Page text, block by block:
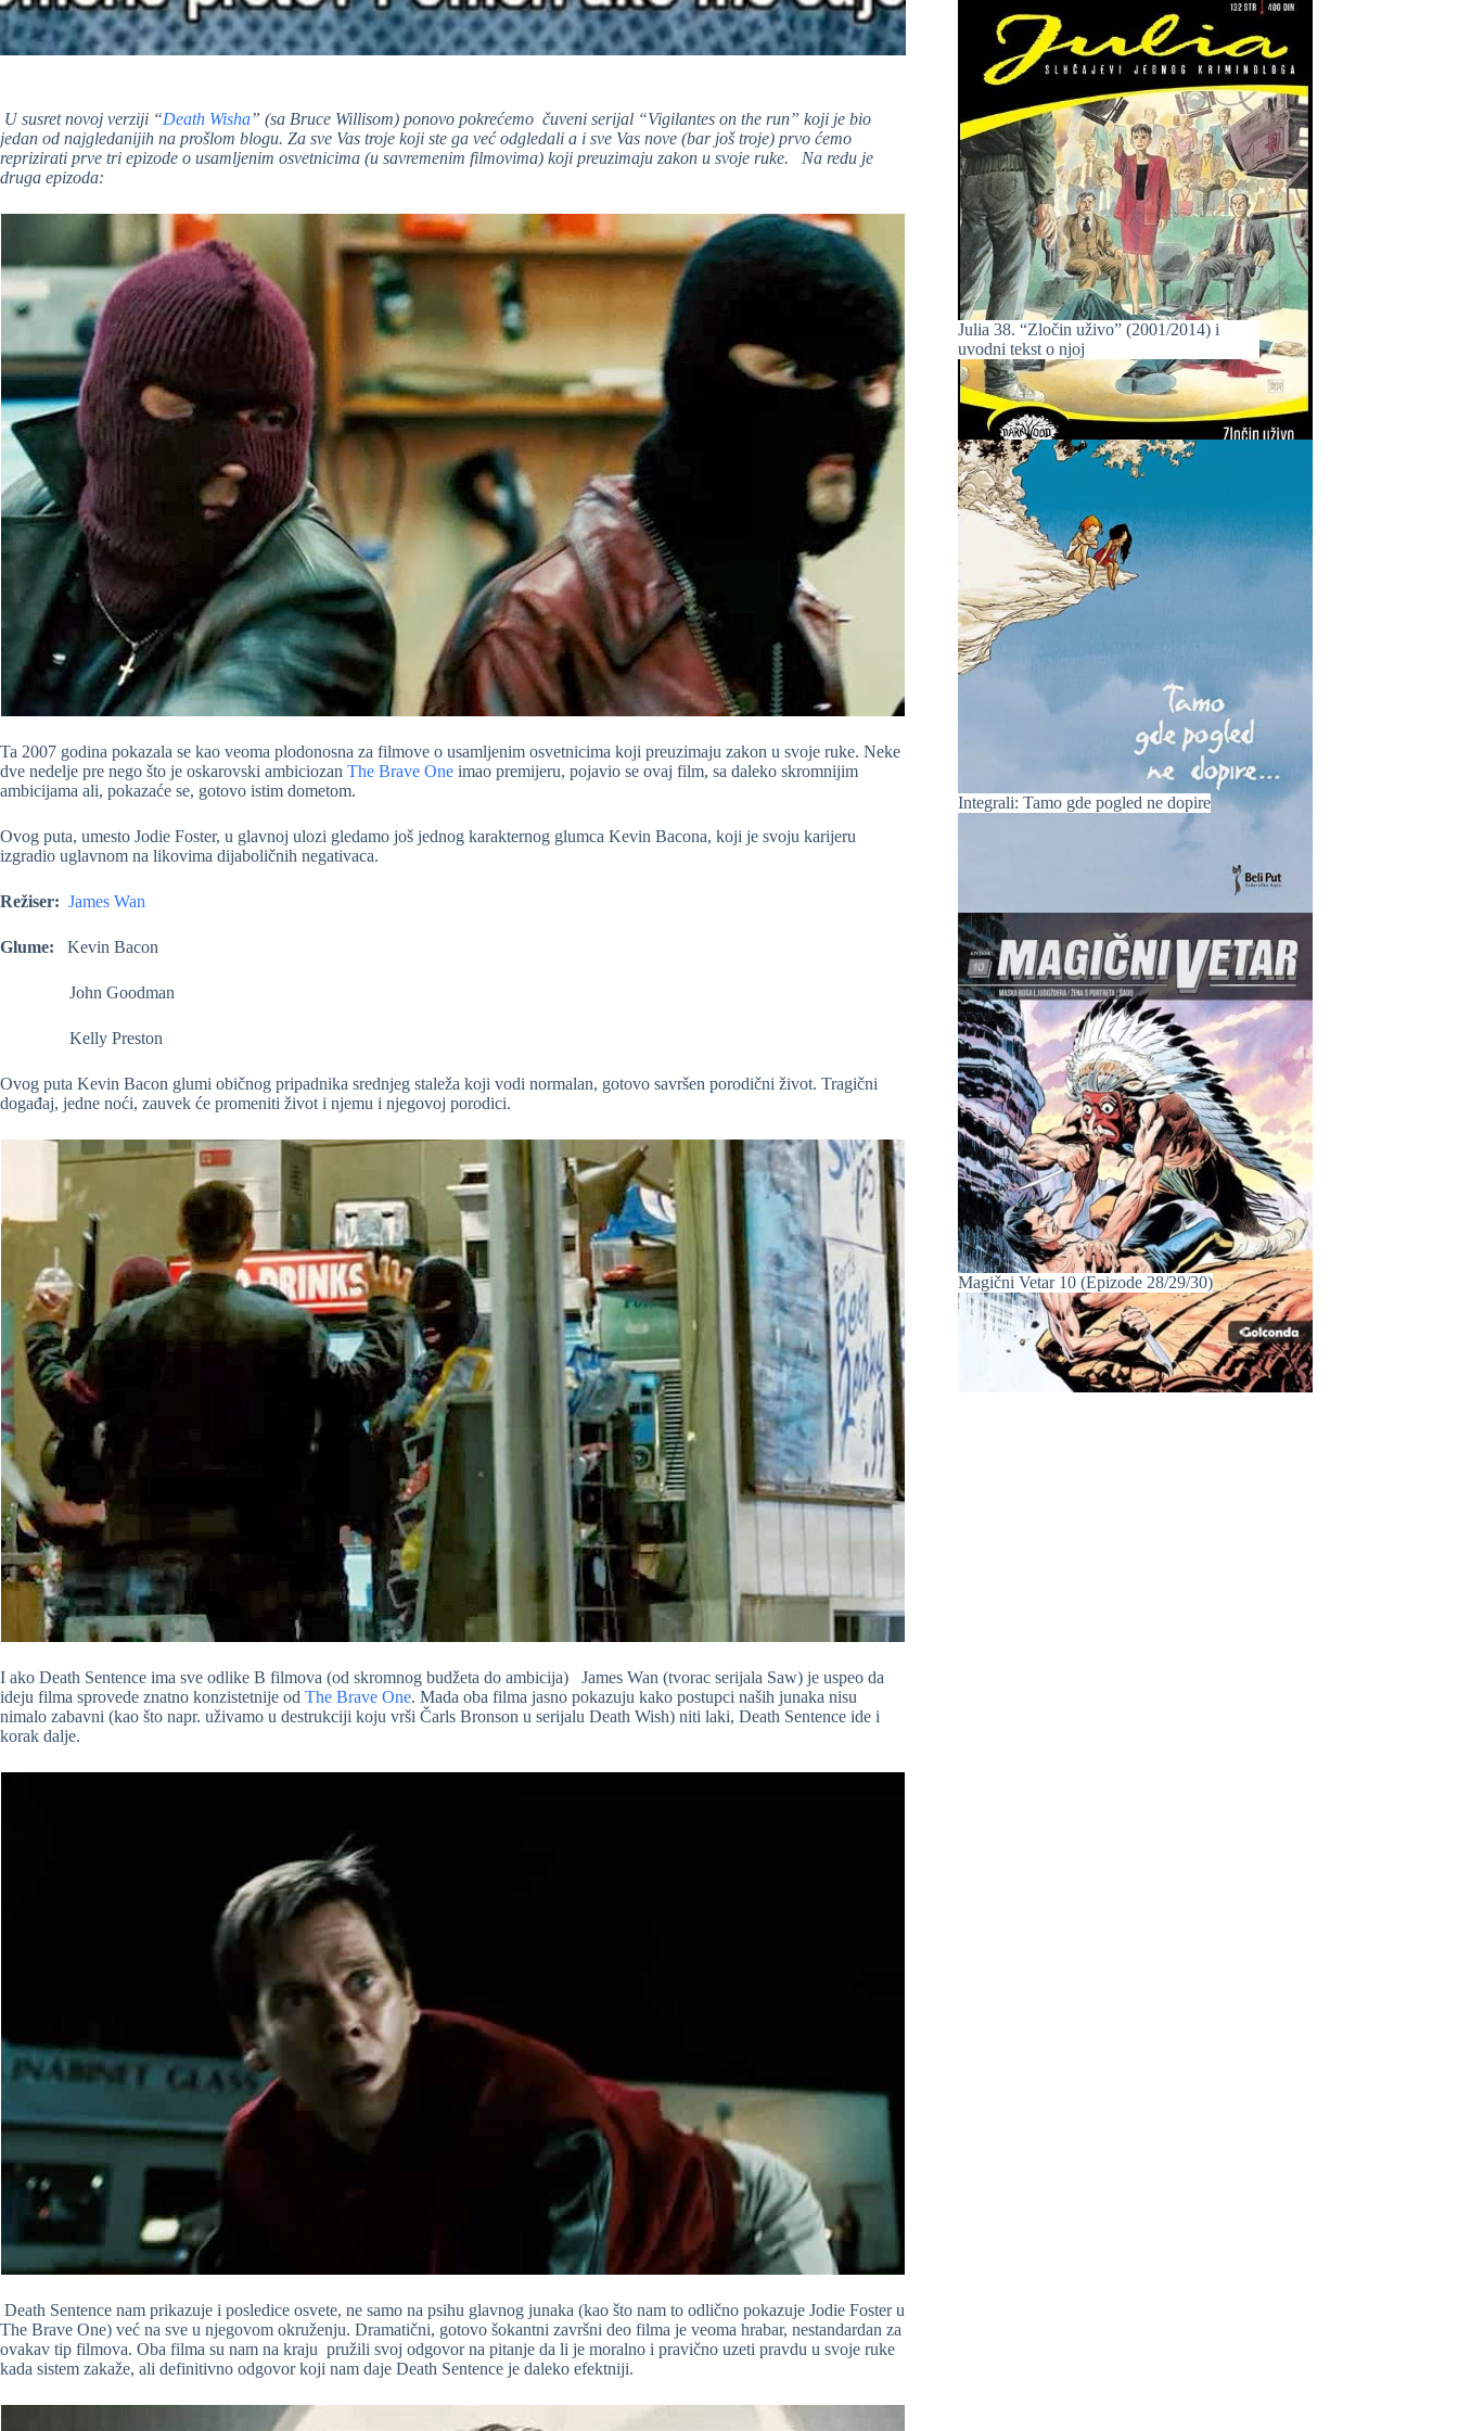
U susret novoj verziji “Death Wisha” (sa Bruce Willisom) ponovo pokrećemo čuveni serijal “Vigilantes on the run” koji je bio
jedan od najgledanijih na prošlom blogu. Za sve Vas troje koji ste ga već odgledali a i sve Vas nove (bar još troje) prvo ćemo
reprizirati prve tri epizode o usamljenim osvetnicima (u savremenim filmovima) koji preuzimaju zakon u svoje ruke. Na redu je
druga epizoda:
Ta 2007 godina pokazala se kao veoma plodonosna za filmove o usamljenim osvetnicima koji preuzimaju zakon u svoje ruke. Neke
dve nedelje pre nego što je oskarovski ambiciozan The Brave One imao premijeru, pojavio se ovaj film, sa daleko skromnijim
ambicijama ali, pokazaće se, gotovo istim dometom.
Ovog puta, umesto Jodie Foster, u glavnoj ulozi gledamo još jednog karakternog glumca Kevin Bacona, koji je svoju karijeru
izgradio uglavnom na likovima dijaboličnih negativaca.
Režiser: James Wan
Glume: Kevin Bacon
John Goodman
Kelly Preston
Ovog puta Kevin Bacon glumi običnog pripadnika srednjeg staleža koji vodi normalan, gotovo savršen porodični život. Tragični
događaj, jedne noći, zauvek će promeniti život i njemu i njegovoj porodici.
I ako Death Sentence ima sve odlike B filmova (od skromnog budžeta do ambicija) James Wan (tvorac serijala Saw) je uspeo da
ideju filma sprovede znatno konzistetnije od The Brave One. Mada oba filma jasno pokazuju kako postupci naših junaka nisu
nimalo zabavni (kao što napr. uživamo u destrukciji koju vrši Čarls Bronson u serijalu Death Wish) niti laki, Death Sentence ide i
korak dalje.
Death Sentence nam prikazuje i posledice osvete, ne samo na psihu glavnog junaka (kao što nam to odlično pokazuje Jodie Foster u
The Brave One) već na sve u njegovom okruženju. Dramatični, gotovo šokantni završni deo filma je veoma hrabar, nestandardan za
ovakav tip filmova. Oba filma su nam na kraju pružili svoj odgovor na pitanje da li je moralno i pravično uzeti pravdu u svoje ruke
kada sistem zakaže, ali definitivno odgovor koji nam daje Death Sentence je daleko efektniji.
Julia 38. “Zločin uživo” (2001/2014) i
uvodni tekst o njoj
Integrali: Tamo gde pogled ne dopire
Magični Vetar 10 (Epizode 28/29/30)